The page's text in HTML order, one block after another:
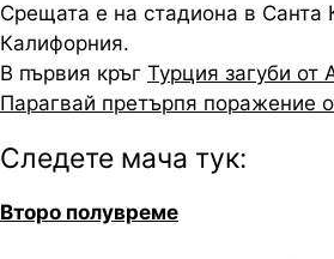
Срещата е на стадиона в Санта
Калифорния.
В първия кръг Турция загуби от
Парагвай претърпя поражение
Следете мача тук:
Второ полувреме